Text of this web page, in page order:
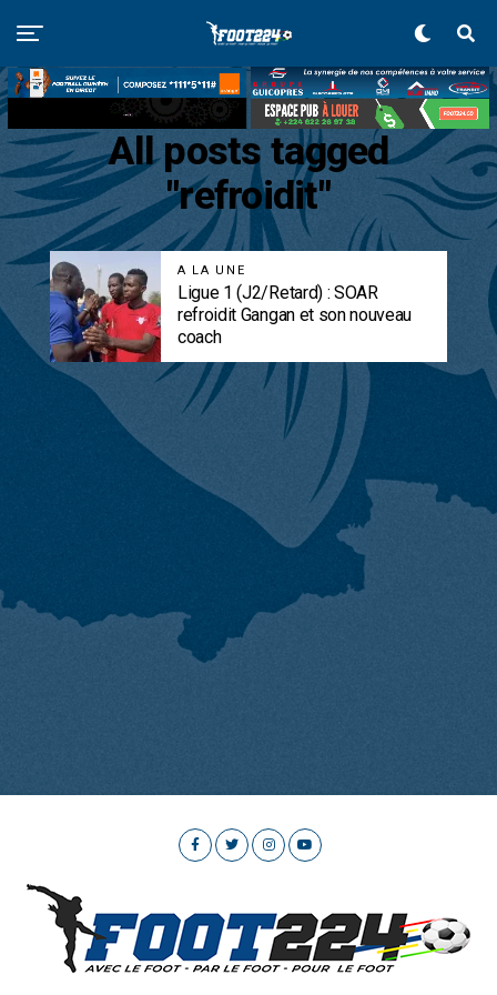
All posts tagged
"refroidit"
A LA UNE
Ligue 1 (J2/Retard) : SOAR
refroidit Gangan et son nouveau
coach